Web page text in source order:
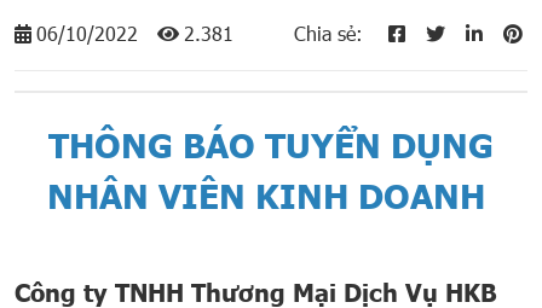
06/10/2022 2.381 Chia sẻ:
THÔNG BÁO TUYỂN DỤNG
NHÂN VIÊN KINH DOANH
Công ty TNHH Thương Mại Dịch Vụ HKB